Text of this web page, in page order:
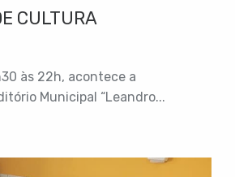
CULTURA
às 22h, acontece a
Municipal “Leandro...